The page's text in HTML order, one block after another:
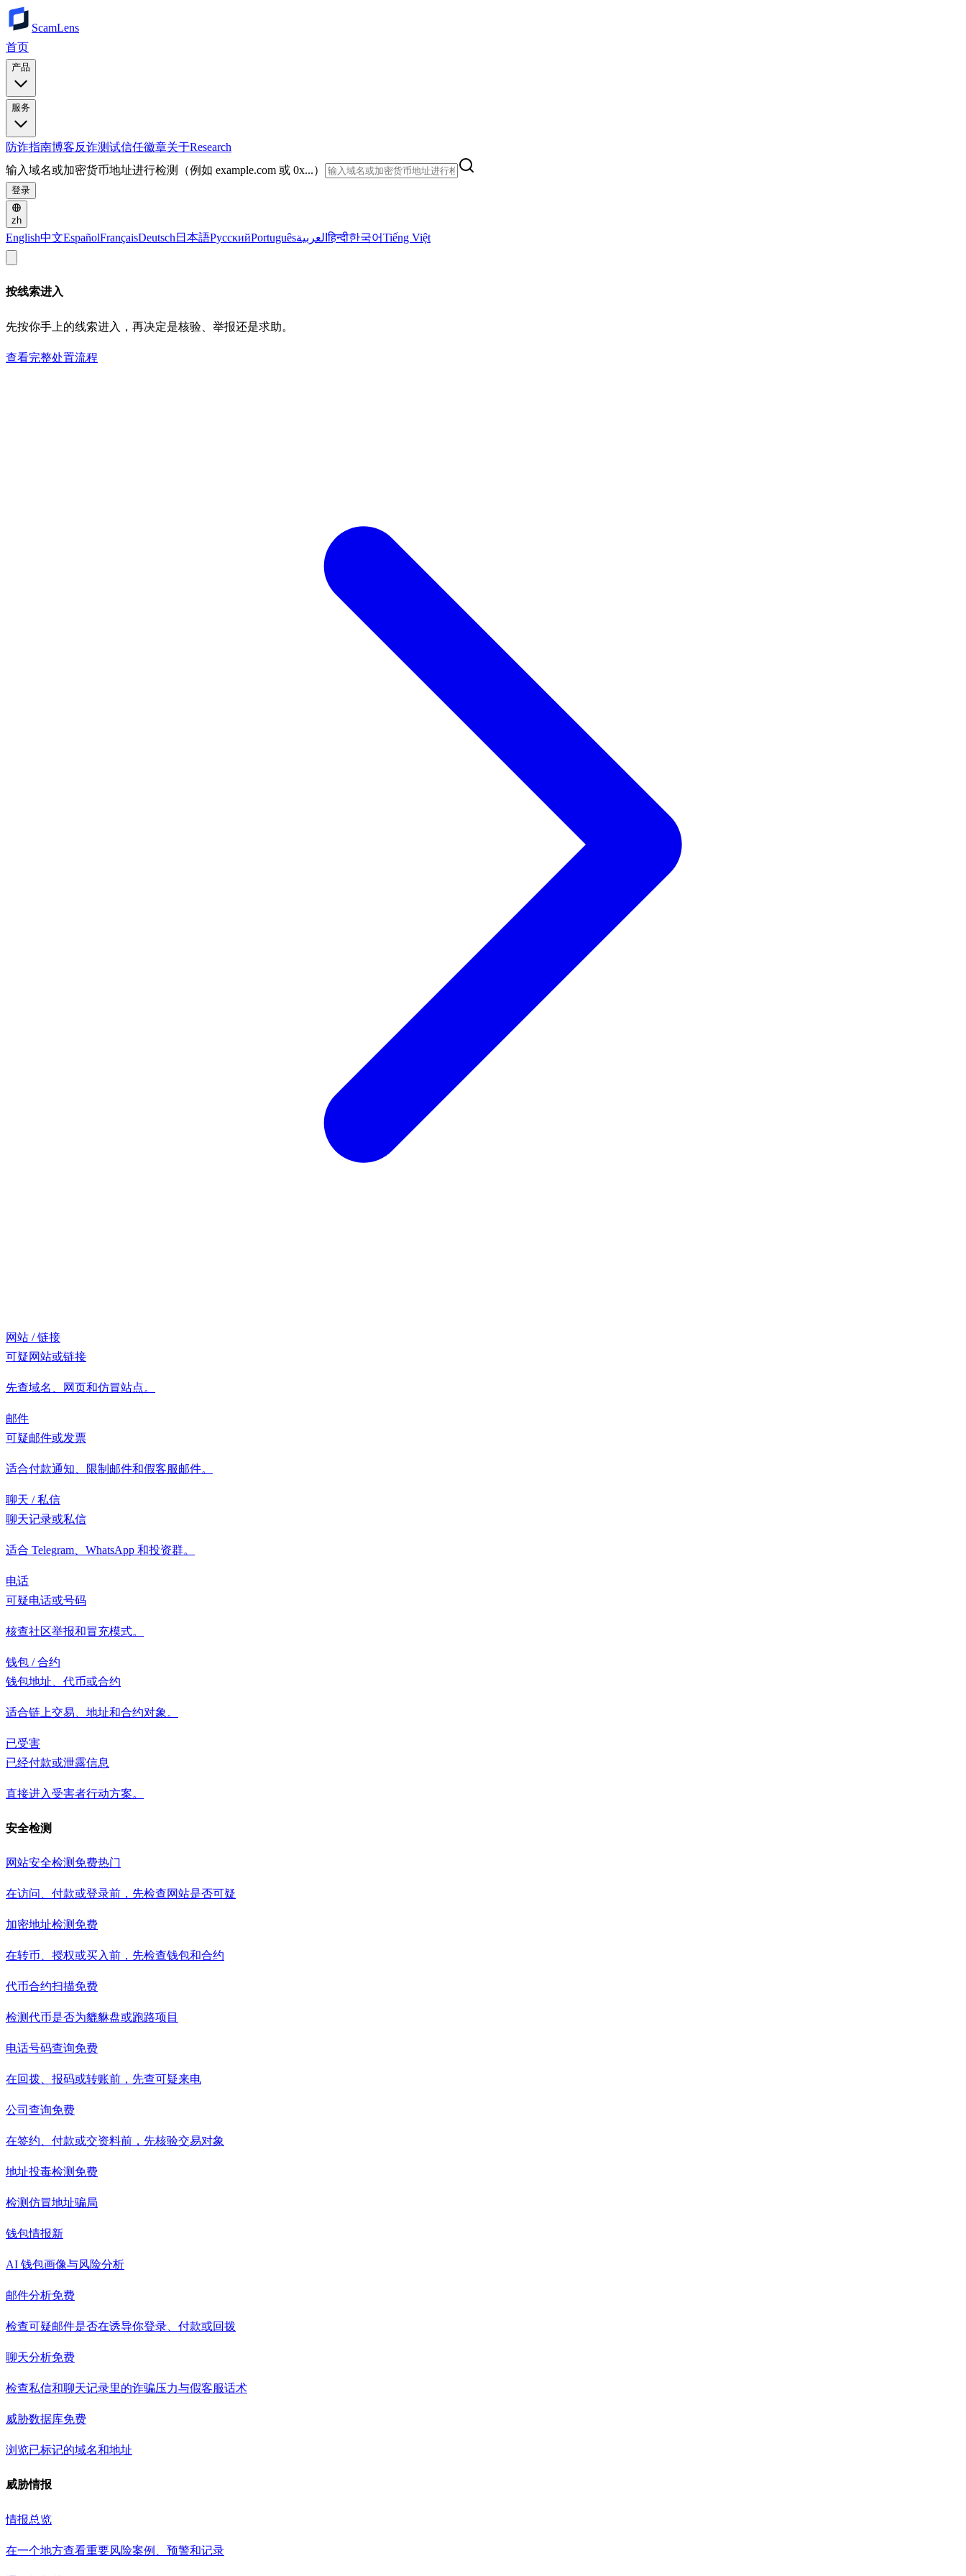
ScamLens
首页
产品
服务
防诈指南博客反诈测试信任徽章关于Research
输入域名或加密货币地址进行检测（例如 example.com 或 0x...）
登录
zh
English中文EspañolFrançaisDeutsch 日本語РусскийPortuguêsالعربيةहिन्दी한국어Tiếng Việt
按线索进入
先按你手上的线索进入，再决定是核验、举报还是求助。
查看完整处置流程
网站 / 链接
可疑网站或链接
先查域名、网页和仿冒站点。
邮件
可疑邮件或发票
适合付款通知、限制邮件和假客服邮件。
聊天 / 私信
聊天记录或私信
适合 Telegram、WhatsApp 和投资群。
电话
可疑电话或号码
核查社区举报和冒充模式。
钱包 / 合约
钱包地址、代币或合约
适合链上交易、地址和合约对象。
已受害
已经付款或泄露信息
直接进入受害者行动方案。
安全检测
网站安全检测 免费热门
在访问、付款或登录前，先检查网站是否可疑
加密地址检测 免费
在转币、授权或买入前，先检查钱包和合约
代币合约扫描免费
检测代币是否为貔貅盘或跑路项目
电话号码查询免费
在回拨、报码或转账前，先查可疑来电
公司查询免费
在签约、付款或交资料前，先核验交易对象
地址投毒检测 免费
检测仿冒地址骗局
钱包情报新
AI 钱包画像与风险分析
邮件分析免费
检查可疑邮件是否在诱导你登录、付款或回拨
聊天分析免费
检查私信和聊天记录里的诈骗压力与假客服话术
威胁数据库免费
浏览已标记的域名和地址
威胁情报
情报总览
在一个地方查看重要风险案例、预警和记录